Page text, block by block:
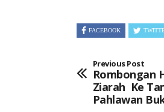
FACEBOOK
Previous Post
Rombongan
Ziarah Ke
Pahlawan